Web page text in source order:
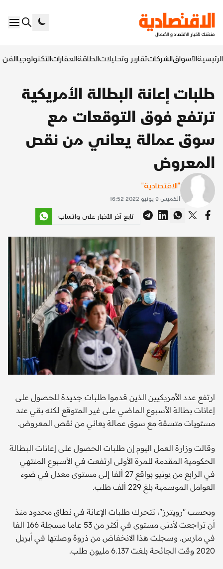
الرئيسيةالأسواقالشركاتتقارير وتحليلاتالطاقةالعقاراتالتكنولوجياالفن
طلبات إعانة البطالة الأمريكية
ترتفع فوق التوقعات مع
سوق عمالة يعاني من نقص
المعروض
"الاقتصادية"
الخميس 9 يونيو 2022 16:52
تابع آخر الأخبار على واتساب
ارتفع عدد الأمريكيين الذين قدموا طلبات جديدة للحصول على
إعانات بطالة الأسبوع الماضي على غير المتوقع لكنه بقي عند
مستويات متسقة مع سوق عمالة يعاني من نقص المعروض.
وقالت وزارة العمل اليوم إن طلبات الحصول على إعانات البطالة
الحكومية المقدمة للمرة الأولى ارتفعت في الأسبوع المنتهي
في الرابع من يونيو بواقع 27 ألفا إلى مستوى معدل في ضوء
العوامل الموسمية بلغ 229 ألف طلب.
وبحسب "رويترز"، تتحرك طلبات الإعانة في نطاق محدود منذ
أن تراجعت لأدنى مستوى في أكثر من 53 عاما مسجلة 166 الفا
في مارس. وسجلت هذا الانخفاض من ذروة وصلتها في أبريل
2020 وقت الجائحة بلغت 6.137 مليون طلب.